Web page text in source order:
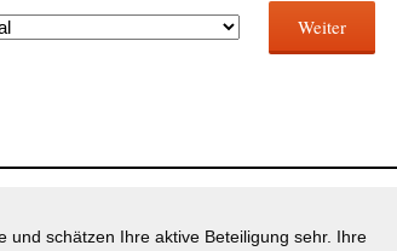
Weiter
und schätzen Ihre aktive Beteiligung sehr. Ihre